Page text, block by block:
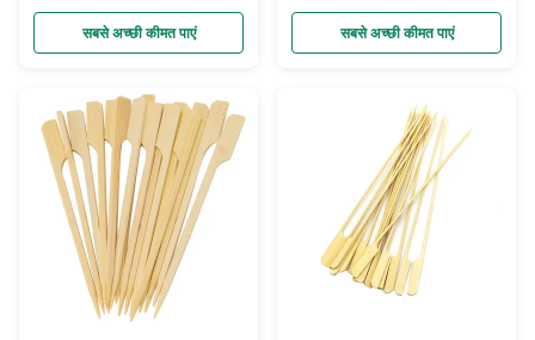
सबसे अच्छी कीमत पाएं सबसे अच्छी कीमत पाएं